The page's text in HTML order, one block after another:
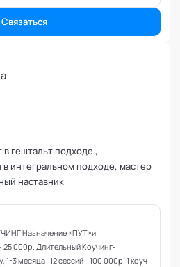
процессов
мотивация
в себе
Связаться
гештальт подходе ,
интегральном подходе, мастер
наставник
Назначение «ПУТ»и
25 000р. Длительный Коучинг-
3 месяца- 12 сессий - 100 000р. 1 коуч